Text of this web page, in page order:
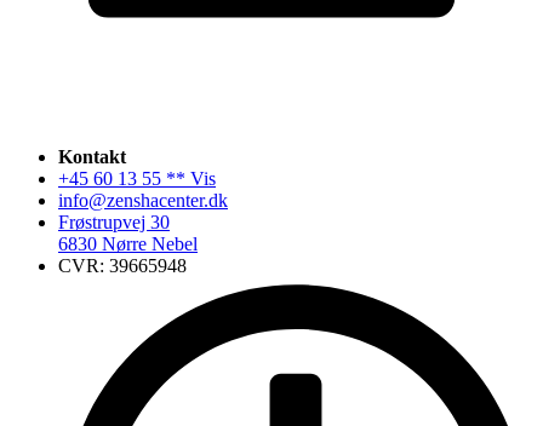
Kontakt
+45 60 13 55 ** Vis
info@zenshacenter.dk
Frøstrupvej 30
6830 Nørre Nebel
CVR: 39665948